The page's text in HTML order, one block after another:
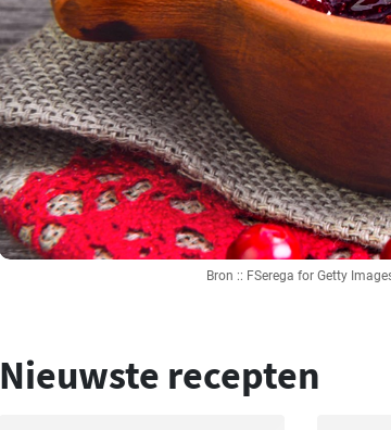
Bron :: FSerega for Getty
Nieuwste recepten